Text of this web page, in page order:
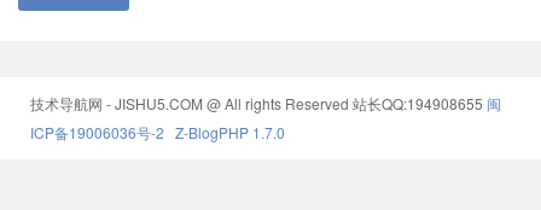
技术导航网 - JISHU5.COM @ All rights Reserved 站长QQ:194908655 闽
ICP备19006036号-2 Z-BlogPHP 1.7.0